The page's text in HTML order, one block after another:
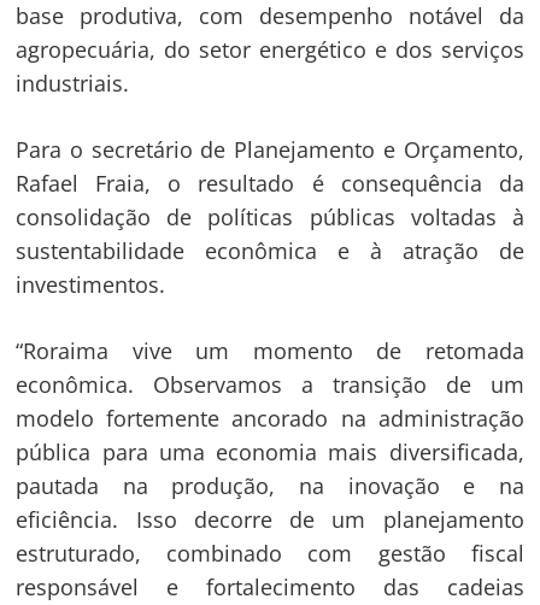
base produtiva, com desempenho notável da
agropecuária, do setor energético e dos serviços
industriais.
Para o secretário de Planejamento e Orçamento,
Rafael Fraia, o resultado é consequência da
consolidação de políticas públicas voltadas à
sustentabilidade econômica e à atração de
investimentos.
“Roraima vive um momento de retomada
econômica. Observamos a transição de um
modelo fortemente ancorado na administração
pública para uma economia mais diversificada,
pautada na produção, na inovação e na
eficiência. Isso decorre de um planejamento
estruturado, combinado com gestão fiscal
responsável e fortalecimento das cadeias